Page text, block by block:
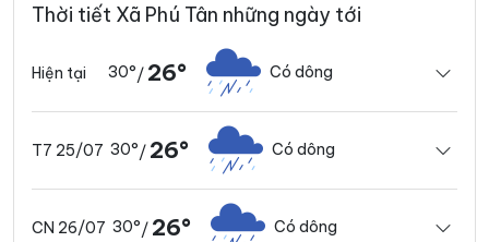
Thời tiết Xã Phú Tân những ngày tới
Hiện tại 30°/ 26° Có dông
T7 25/07 30°/ 26° Có dông
CN 26/07 30°/ 26° Có dông